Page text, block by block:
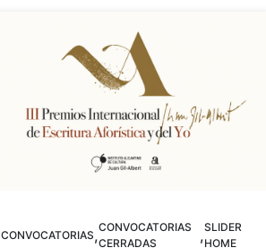
CONVOCATORIAS,CONVOCATORIAS
CERRADAS
,SLIDER
HOME